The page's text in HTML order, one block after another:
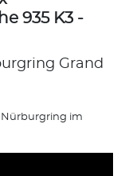
935 K3 -
Grand
Nürburgring im